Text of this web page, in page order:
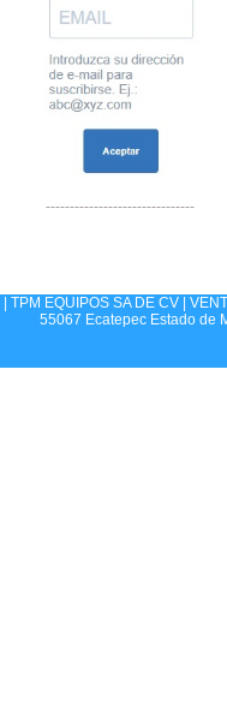
-------------------------------
| TPM EQUIPOS SA DE CV |
55067 Ecatepec Estado de